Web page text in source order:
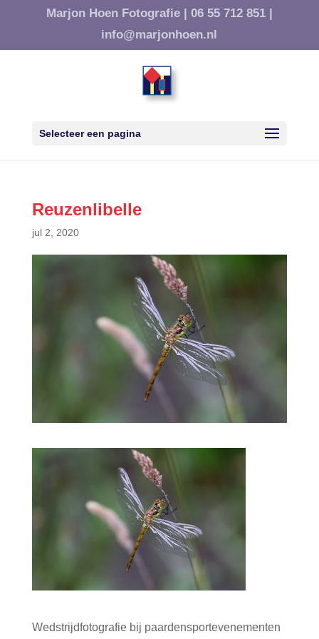
Marjon Hoen Fotografie | 06 55 712 851 |
info@marjonhoen.nl
Selecteer een pagina
Reuzenlibelle
jul 2, 2020
Wedstrijdfotografie bij paardensportevenementen